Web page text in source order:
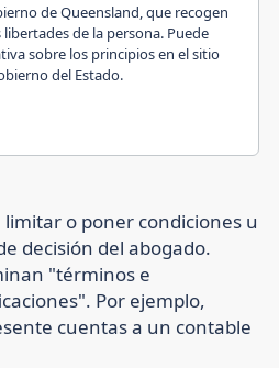
de Queensland, que recogen
de la persona. Puede
sobre los principios en el sitio
del Estado.
o poner condiciones u
decisión del abogado.
"términos e
Por ejemplo,
cuentas a un contable